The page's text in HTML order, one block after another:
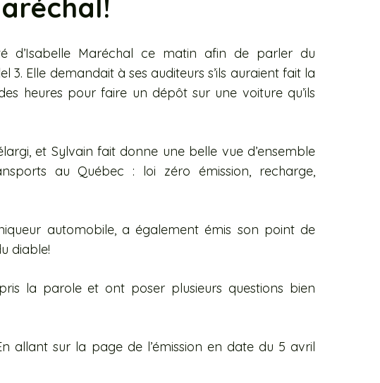
d’Isabelle Maréchal ce matin afin de parler du
3. Elle demandait à ses auditeurs s’ils auraient fait la
heures pour faire un dépôt sur une voiture qu’ils
et Sylvain fait donne une belle vue d’ensemble
au Québec : loi zéro émission, recharge,
automobile, a également émis son point de
diable!
la parole et ont poser plusieurs questions bien
allant sur la page de l’émission en date du 5 avril